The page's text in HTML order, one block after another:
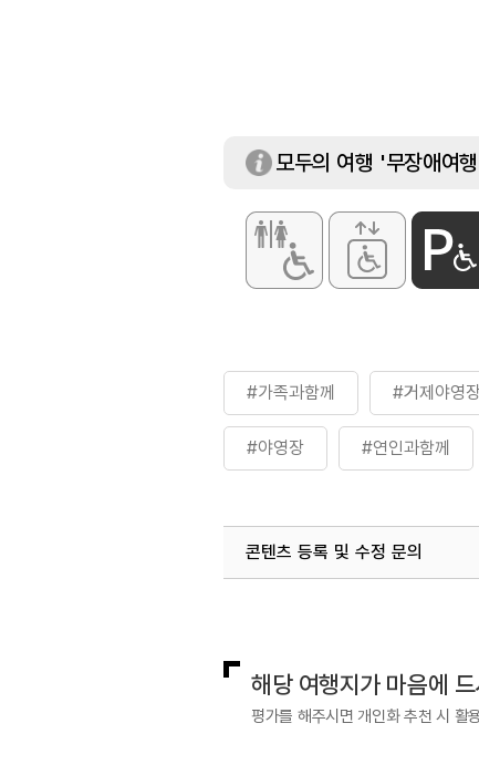
휴일
연중무휴
- 자동차 야영
- 캠핑용자동
- 카라반
[평일]
※ 자세한 사
모두의 여행 '무장애여
#가족과함께 #거제야영
#야영장 #연인과함께
콘텐츠 등록 및 수정 문의
해당 여행지가 마음에
평가를 해주시면 개인화 추천 시 활